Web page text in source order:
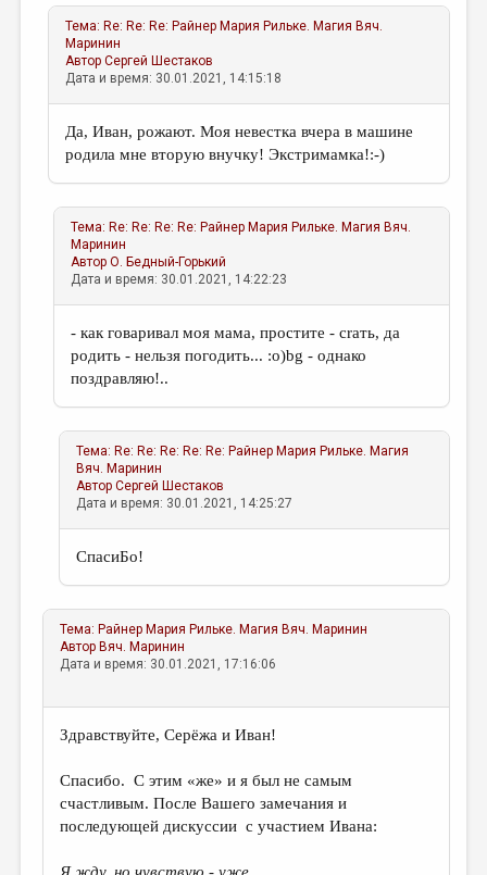
Тема: Re: Re: Re: Райнер Мария Рильке. Магия Вяч.
Маринин
АвторСергей Шестаков
Дата и время: 30.01.2021, 14:15:18
Да, Иван, рожают. Моя невестка вчера в машине
родила мне вторую внучку! Экстримамка!:-)
Тема: Re: Re: Re: Re: Райнер Мария Рильке. Магия Вяч.
Маринин
АвторО. Бедный-Горький
Дата и время: 30.01.2021, 14:22:23
- как говаривал моя мама, простите - сrать, да
родить - нельзя погодить... :о)bg - однако
поздравляю!..
Тема: Re: Re: Re: Re: Re: Райнер Мария Рильке. Магия
Вяч. Маринин
АвторСергей Шестаков
Дата и время: 30.01.2021, 14:25:27
СпасиБо!
Тема: Райнер Мария Рильке. Магия Вяч. Маринин
Автор Вяч. Маринин
Дата и время: 30.01.2021, 17:16:06
Здравствуйте, Серёжа и Иван!
Спасибо. С этим «же» и я был не самым
счастливым. После Вашего замечания и
последующей дискуссии с участием Ивана: